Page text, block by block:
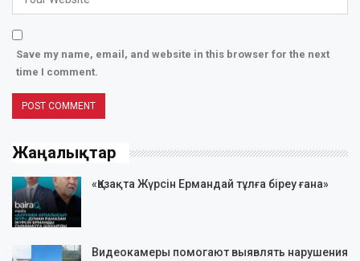
Save my name, email, and website in this browser for the next
time I comment.
Жаңалықтар
«Қазақта Жүрсін Ермандай тұлға біреу ғана»
Видеокамеры помогают выявлять нарушения